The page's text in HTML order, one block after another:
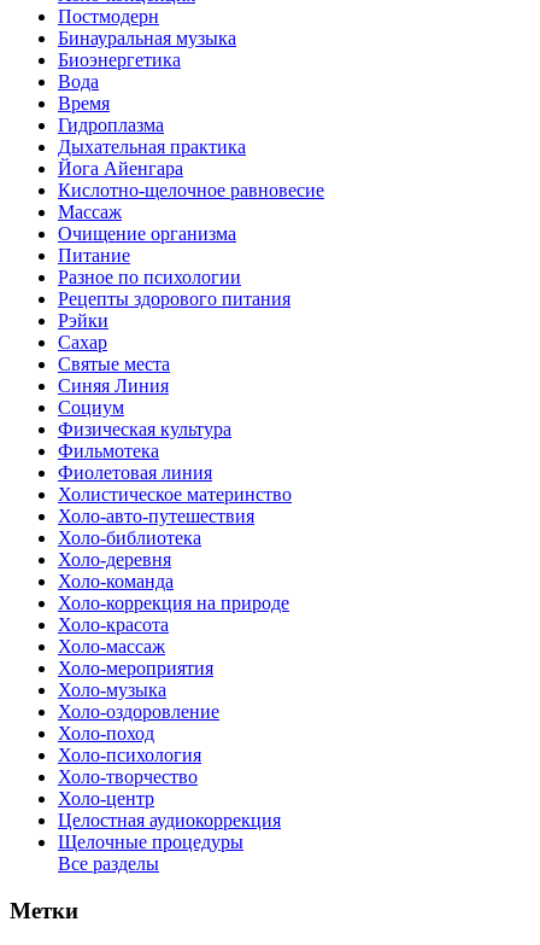
Постмодерн
Бинауральная музыка
Биоэнергетика
Вода
Время
Гидроплазма
Дыхательная практика
Йога Айенгара
Кислотно-щелочное равновесие
Массаж
Очищение организма
Питание
Разное по психологии
Рецепты здорового питания
Рэйки
Сахар
Святые места
Синяя Линия
Социум
Физическая культура
Фильмотека
Фиолетовая линия
Холистическое материнство
Холо-авто-путешествия
Холо-библиотека
Холо-деревня
Холо-команда
Холо-коррекция на природе
Холо-красота
Холо-массаж
Холо-мероприятия
Холо-музыка
Холо-оздоровление
Холо-поход
Холо-психология
Холо-творчество
Холо-центр
Целостная аудиокоррекция
Щелочные процедуры
Все разделы
Метки